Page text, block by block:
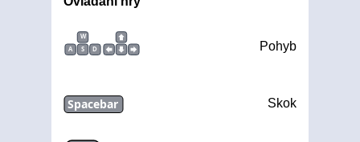
W
A
S D Pohyb
Spacebar Skok